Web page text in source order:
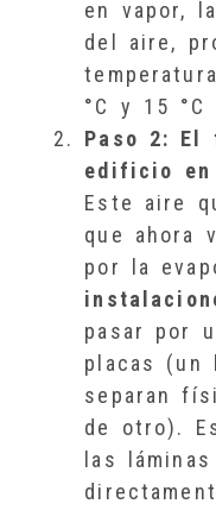
en vapor,
del aire,
°C y 15
Paso 2: El
edificio
Este aire
que ahora
por la
pasar por
placas (un
separan
de otro).
las